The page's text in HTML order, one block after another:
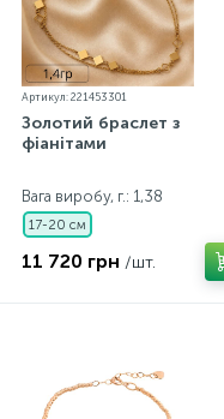
Артикул: 221453301
Золотий браслет з
фіанітами
Вага виробу, г.: 1,38
17-20 см
11 720 грн /шт.
Дропшипінг
Нові надходження
Про нас
Срібні браслети
Срібні шарми
Срібні
Золоті кольє
Золоті підвіски
Золоті ланцюги